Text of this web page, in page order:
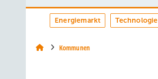
Energiemarkt Technologie
Kommunen